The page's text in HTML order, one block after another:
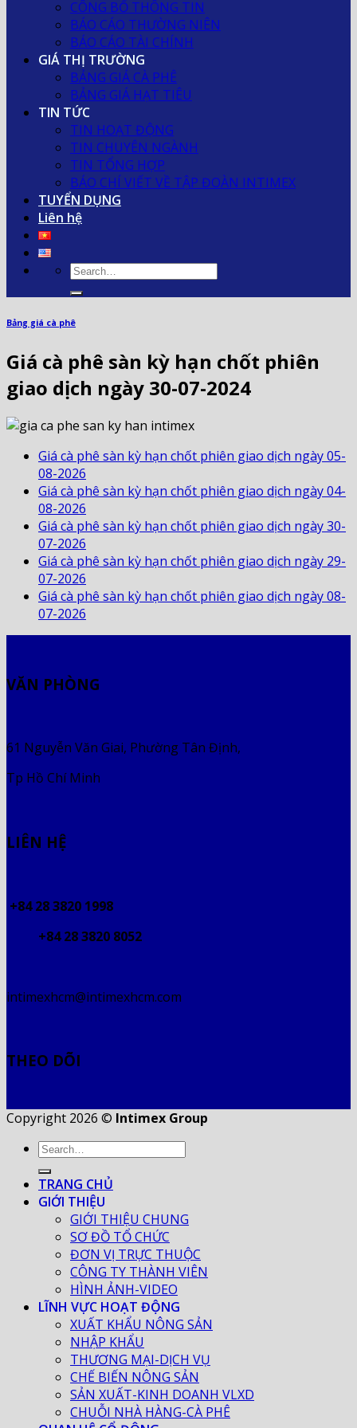
CÔNG BỐ THÔNG TIN
BÁO CÁO THƯỜNG NIÊN
BÁO CÁO TÀI CHÍNH
GIÁ THỊ TRƯỜNG
BẢNG GIÁ CÀ PHÊ
BẢNG GIÁ HẠT TIÊU
TIN TỨC
TIN HOẠT ĐỘNG
TIN CHUYÊN NGÀNH
TIN TỔNG HỢP
BÁO CHÍ VIẾT VỀ TẬP ĐOÀN INTIMEX
TUYỂN DỤNG
Liên hệ
Bảng giá cà phê
Giá cà phê sàn kỳ hạn chốt phiên
giao dịch ngày 30-07-2024
Giá cà phê sàn kỳ hạn chốt phiên giao dịch ngày 05-
08-2026
Giá cà phê sàn kỳ hạn chốt phiên giao dịch ngày 04-
08-2026
Giá cà phê sàn kỳ hạn chốt phiên giao dịch ngày 30-
07-2026
Giá cà phê sàn kỳ hạn chốt phiên giao dịch ngày 29-
07-2026
Giá cà phê sàn kỳ hạn chốt phiên giao dịch ngày 08-
07-2026
VĂN PHÒNG
61 Nguyễn Văn Giai, Phường Tân Định,
Tp Hồ Chí Minh
LIÊN HỆ
+84 28 3820 1998
+84 28 3820 8052
intimexhcm@intimexhcm.com
THEO DÕI
Copyright 2026 © Intimex Group
TRANG CHỦ
GIỚI THIỆU
GIỚI THIỆU CHUNG
SƠ ĐỒ TỔ CHỨC
ĐƠN VỊ TRỰC THUỘC
CÔNG TY THÀNH VIÊN
HÌNH ẢNH-VIDEO
LĨNH VỰC HOẠT ĐỘNG
XUẤT KHẨU NÔNG SẢN
NHẬP KHẨU
THƯƠNG MẠI-DỊCH VỤ
CHẾ BIẾN NÔNG SẢN
SẢN XUẤT-KINH DOANH VLXD
CHUỖI NHÀ HÀNG-CÀ PHÊ